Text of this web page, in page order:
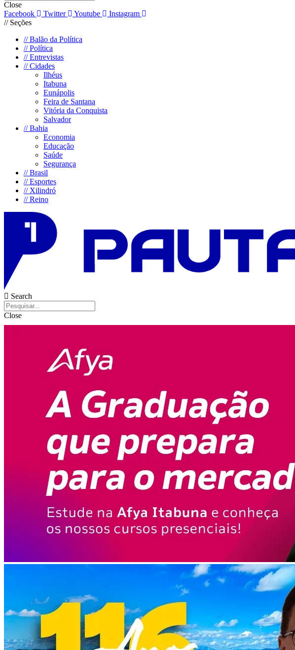
Close
Facebook
Twitter Youtube
Instagram
// Seções
//Balão da Política
//Política
//Entrevistas
//Cidades
Ilhéus
Itabuna
Eunápolis
Feira de Santana
Vitória da Conquista
Salvador
//Bahia
Economia
Educação
Saúde
Segurança
//Brasil
//Esportes
//Xilindró
//Reino
Search
Close